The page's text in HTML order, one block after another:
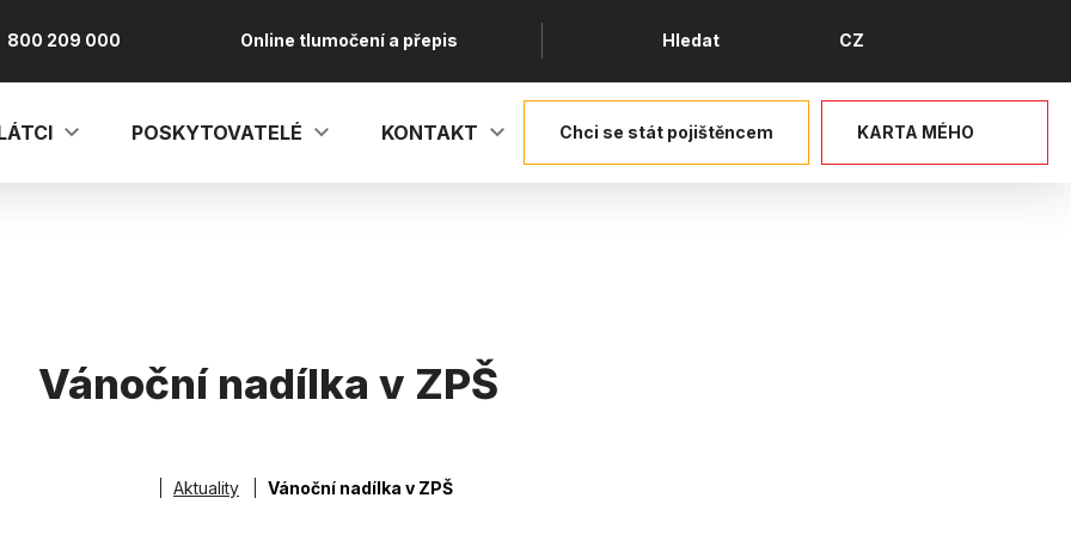
800 209 000 Online tlumočení a přepis Hledat Jazyk
CZ
POSKYTOVATELÉ KONTAKT Chci se stát pojištěncem KARTA MÉHO
Vánoční nadílka v ZPŠ
Aktuality Vánoční nadílka v ZPŠ